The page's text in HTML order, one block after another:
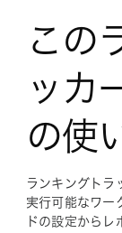
この
ッカ
の使
ランキングトラ
実行可能なワー
ドの設定から